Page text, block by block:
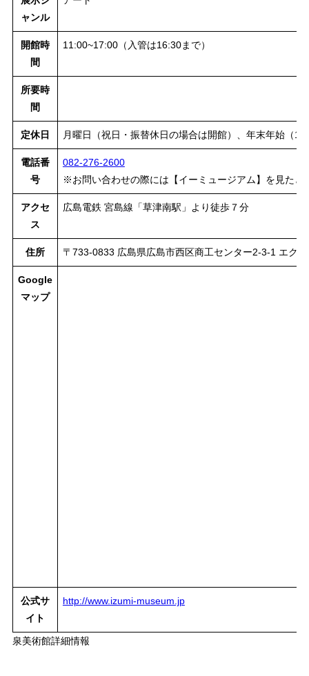
ャンル
開館時
間
11:00~17:00（入管は16:30まで）
所要時
間
定休日 月曜日（祝日・振替休日の場合は開館）、年末年始（
電話番
号
082-276-2600
※お問い合わせの際には【イーミュージアム】を見たと
アクセ
ス
広島電鉄 宮島線「草津南駅」より徒歩７分
住所 〒733-0833 広島県広島市西区商工センター2-3-1 エク
Google
マップ
公式サ
イト
http://www.izumi-museum.jp
泉美術館詳細情報